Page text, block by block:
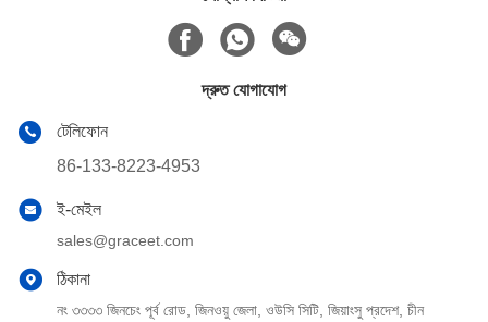
দ্রুত যোগাযোগ
টেলিফোন
86-133-8223-4953
ই-মেইল
sales@graceet.com
ঠিকানা
নং ৩৩৩৩ জিনচেং পূর্ব রোড, জিনওয়ু জেলা, ওউসি সিটি, জিয়াংসু প্রদেশ, চীন